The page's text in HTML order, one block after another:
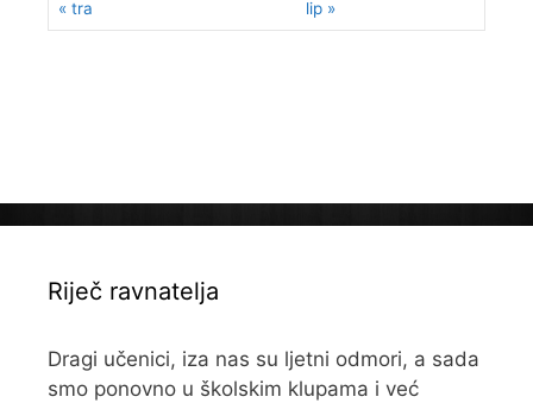
« tra lip »
Riječ ravnatelja
Dragi učenici, iza nas su ljetni odmori, a sada
smo ponovno u školskim klupama i već